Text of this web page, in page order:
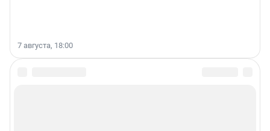
7 августа, 18:00